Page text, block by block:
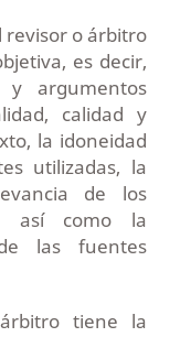
revisor o árbitro
es decir,
y argumentos
calidad y
la idoneidad
utilizadas, la
de los
así como la
las fuentes
tiene la